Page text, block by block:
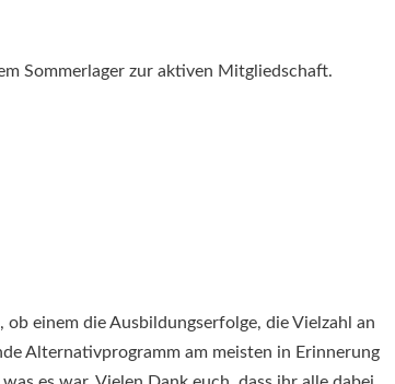
Sommerlager zur aktiven Mitgliedschaft.
einem die Ausbildungserfolge, die Vielzahl an
Alternativprogramm am meisten in Erinnerung